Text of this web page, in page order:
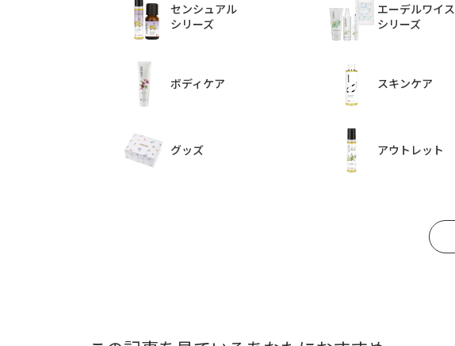
センシュアル
シリーズ
エーデルワイス
シリーズ
ボディケア スキンケア
グッズ アウトレット